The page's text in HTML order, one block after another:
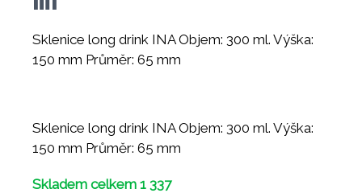
Sklenice long drink INA Objem: 300 ml. Výška:
150 mm Průměr: 65 mm
Sklenice long drink INA Objem: 300 ml. Výška:
150 mm Průměr: 65 mm
Skladem celkem 1 337